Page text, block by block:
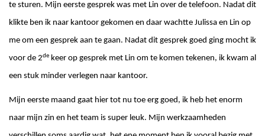
te sturen. Mijn eerste gesprek was met Lin over de telefoon. Nadat dit
klikte ben ik naar kantoor gekomen en daar wachtte Julissa en Lin op
me om een gesprek aan te gaan. Nadat dit gesprek goed ging mocht ik
voor de 2de keer op gesprek met Lin om te komen tekenen, ik kwam al
een stuk minder verlegen naar kantoor.
Mijn eerste maand gaat hier tot nu toe erg goed, ik heb het enorm
naar mijn zin en het team is super leuk. Mijn werkzaamheden